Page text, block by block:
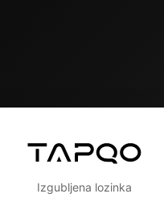
Izgubljena lozinka